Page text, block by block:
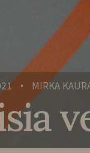
• MIRKA